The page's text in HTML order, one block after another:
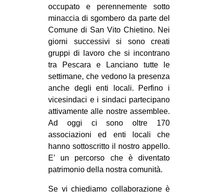
occupato e perennemente sotto
minaccia di sgombero da parte del
Comune di San Vito Chietino. Nei
giorni successivi si sono creati
gruppi di lavoro che si incontrano
tra Pescara e Lanciano tutte le
settimane, che vedono la presenza
anche degli enti locali. Perfino i
vicesindaci e i sindaci partecipano
attivamente alle nostre assemblee.
Ad oggi ci sono oltre 170
associazioni ed enti locali che
hanno sottoscritto il nostro appello.
E’ un percorso che è diventato
patrimonio della nostra comunità.
Se vi chiediamo collaborazione è